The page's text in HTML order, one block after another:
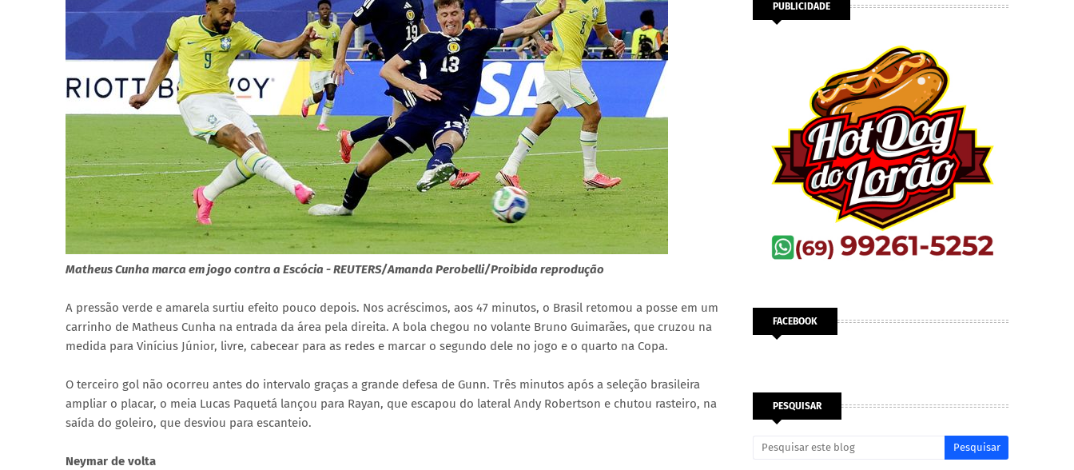
Matheus Cunha marca em jogo contra a Escócia - REUTERS/Amanda Perobelli/Proibida reprodução
A pressão verde e amarela surtiu efeito pouco depois. Nos acréscimos, aos 47 minutos, o Brasil retomou a posse em um
carrinho de Matheus Cunha na entrada da área pela direita. A bola chegou no volante Bruno Guimarães, que cruzou na
medida para Vinícius Júnior, livre, cabecear para as redes e marcar o segundo dele no jogo e o quarto na Copa.
O terceiro gol não ocorreu antes do intervalo graças a grande defesa de Gunn. Três minutos após a seleção brasileira
ampliar o placar, o meia Lucas Paquetá lançou para Rayan, que escapou do lateral Andy Robertson e chutou rasteiro, na
saída do goleiro, que desviou para escanteio.
Neymar de volta
PUBLICIDADE
FACEBOOK
PESQUISAR